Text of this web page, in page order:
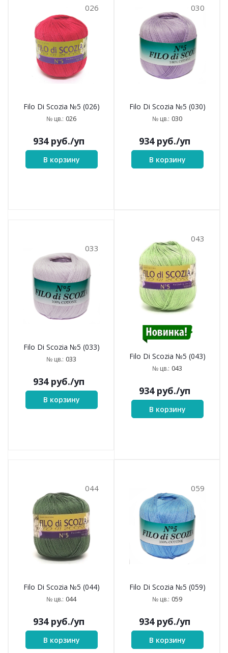
026
Filo Di Scozia №5 (026)
№ цв.: 026
934руб./уп
В корзину
030
Filo Di Scozia №5 (030)
№ цв.: 030
934руб./уп
В корзину
033
Filo Di Scozia №5 (033)
№ цв.: 033
934руб./уп
В корзину
043
Filo Di Scozia №5 (043)
№ цв.: 043
934руб./уп
В корзину
044
Filo Di Scozia №5 (044)
№ цв.: 044
934руб./уп
В корзину
059
Filo Di Scozia №5 (059)
№ цв.: 059
934руб./уп
В корзину